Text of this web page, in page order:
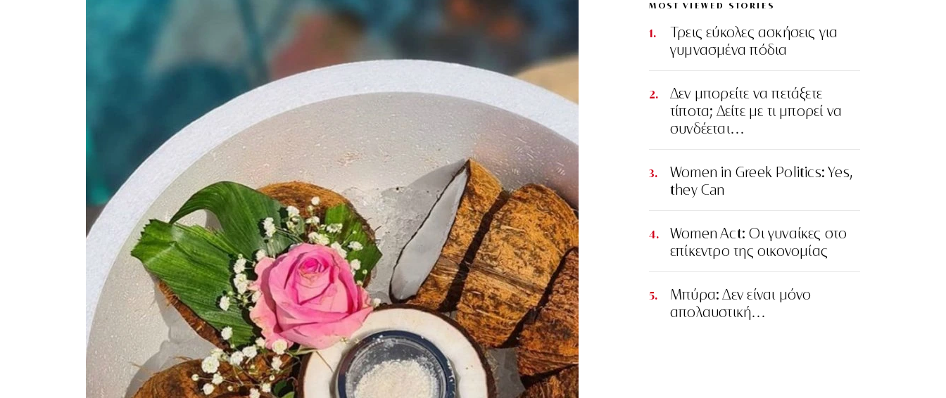
MOST VIEWED STORIES
Τρεις εύκολες ασκήσεις για
γυμνασμένα πόδια
Δεν μπορείτε να πετάξετε
τίποτα; Δείτε με τι μπορεί να
συνδέεται…
Women in Greek Politics: Yes,
they Can
Women Act: Οι γυναίκες στο
επίκεντρο της οικονομίας
Μπύρα: Δεν είναι μόνο
απολαυστική…